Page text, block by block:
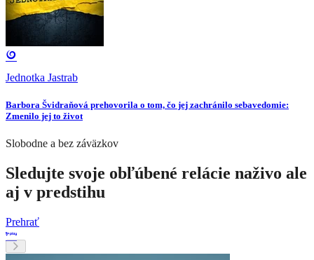
Jednotka Jastrab
Barbora Švidraňová prehovorila o tom, čo jej zachránilo sebavedomie:
Zmenilo jej to život
Slobodne a bez záväzkov
Sledujte svoje obľúbené relácie naživo ale
aj v predstihu
Prehrať